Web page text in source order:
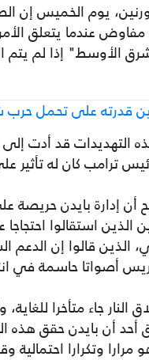
يوم الخميس إن
عندما يتعلق
الأوسط" إذا لم يتم
على تحمل حرب
التهديدات قد أدت إلى
ترامب كان له
إدارة بايدن حريصة
استقالوا
قالوا إن الدعم
أصواتا حاسمة في
جاء متأخرا
أن بايدن حقق هذه
وتكرارا احتمالية